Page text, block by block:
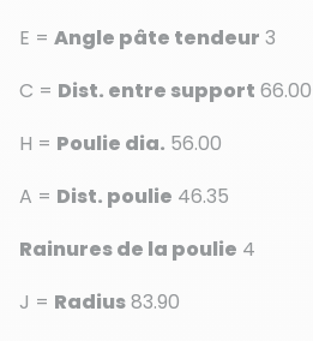
E = Angle pâte tendeur 3
C = Dist. entre support 66.00
H = Poulie dia. 56.00
A = Dist. poulie 46.35
Rainures de la poulie 4
J = Radius83.90